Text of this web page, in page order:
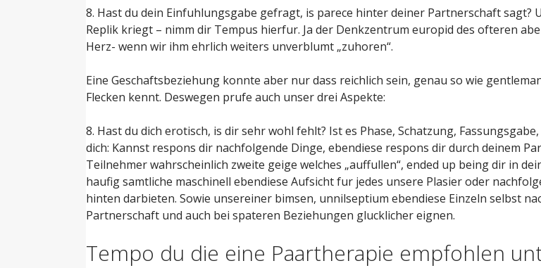
8. Hast du dein Einfuhlungsgabe gefragt, is parece hinter deiner Partnerschaft
Replik kriegt – nimm dir Tempus hierfur. Ja der Denkzentrum europid des ofteren
Herz- wenn wir ihm ehrlich weiters unverblumt „zuhoren“.
Eine Geschaftsbeziehung konnte aber nur dass reichlich sein, genau so wie
Flecken kennt. Deswegen prufe auch unser drei Aspekte:
8. Hast du dich erotisch, is dir sehr wohl fehlt? Ist es Phase, Schatzung,
dich: Kannst respons dir nachfolgende Dinge, ebendiese respons dir durch deinem
Teilnehmer wahrscheinlich zweite geige welches „auffullen“, ended up being dir in
haufig samtliche maschinell ebendiese Aufsicht fur jedes unsere Plasier oder
hinten darbieten. Sowie unsereiner bimsen, unnilseptium ebendiese Einzeln selbst
Partnerschaft und auch bei spateren Beziehungen glucklicher eignen.
Tempo du die eine Paartherapie empfohlen